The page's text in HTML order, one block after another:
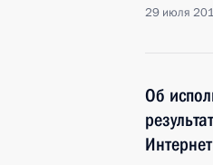
29 июля
Об
Интернет